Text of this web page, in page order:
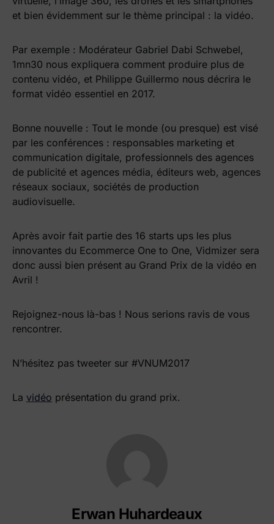
et bien évidemment sur le thème principal : la vidéo.
Par exemple : Modérateur Gabriel Dabi Schwebel,
1mn30 nous expliquera comment produire plus de
contenu vidéo, et Philippe Guillermo nous décrira le
format vidéo essentiel en 2017.
Bonne nouvelle : Tout le monde (ou presque) est visé
par les conférences : responsables marketing et
communication digitale, professionnels des agences
de publicité et agences média, éditeurs web, agences
réseaux sociaux, sociétés de production
audiovisuelle.
Après avoir fait partie des 16 starts ups les plus
innovantes du Ecommerce One to One, Vidmizer sera
donc aussi bien présent au Grand Prix de la vidéo en
Avril !
Rejoignez-nous là-bas ! Nous serions ravis de vous
rencontrer.
N’hésitez pas tweeter sur #VNUM2017
La vidéo présentation du grand prix.
Erwan Huhardeaux